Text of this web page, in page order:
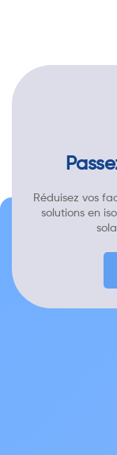
Réduisez vos
solutions en